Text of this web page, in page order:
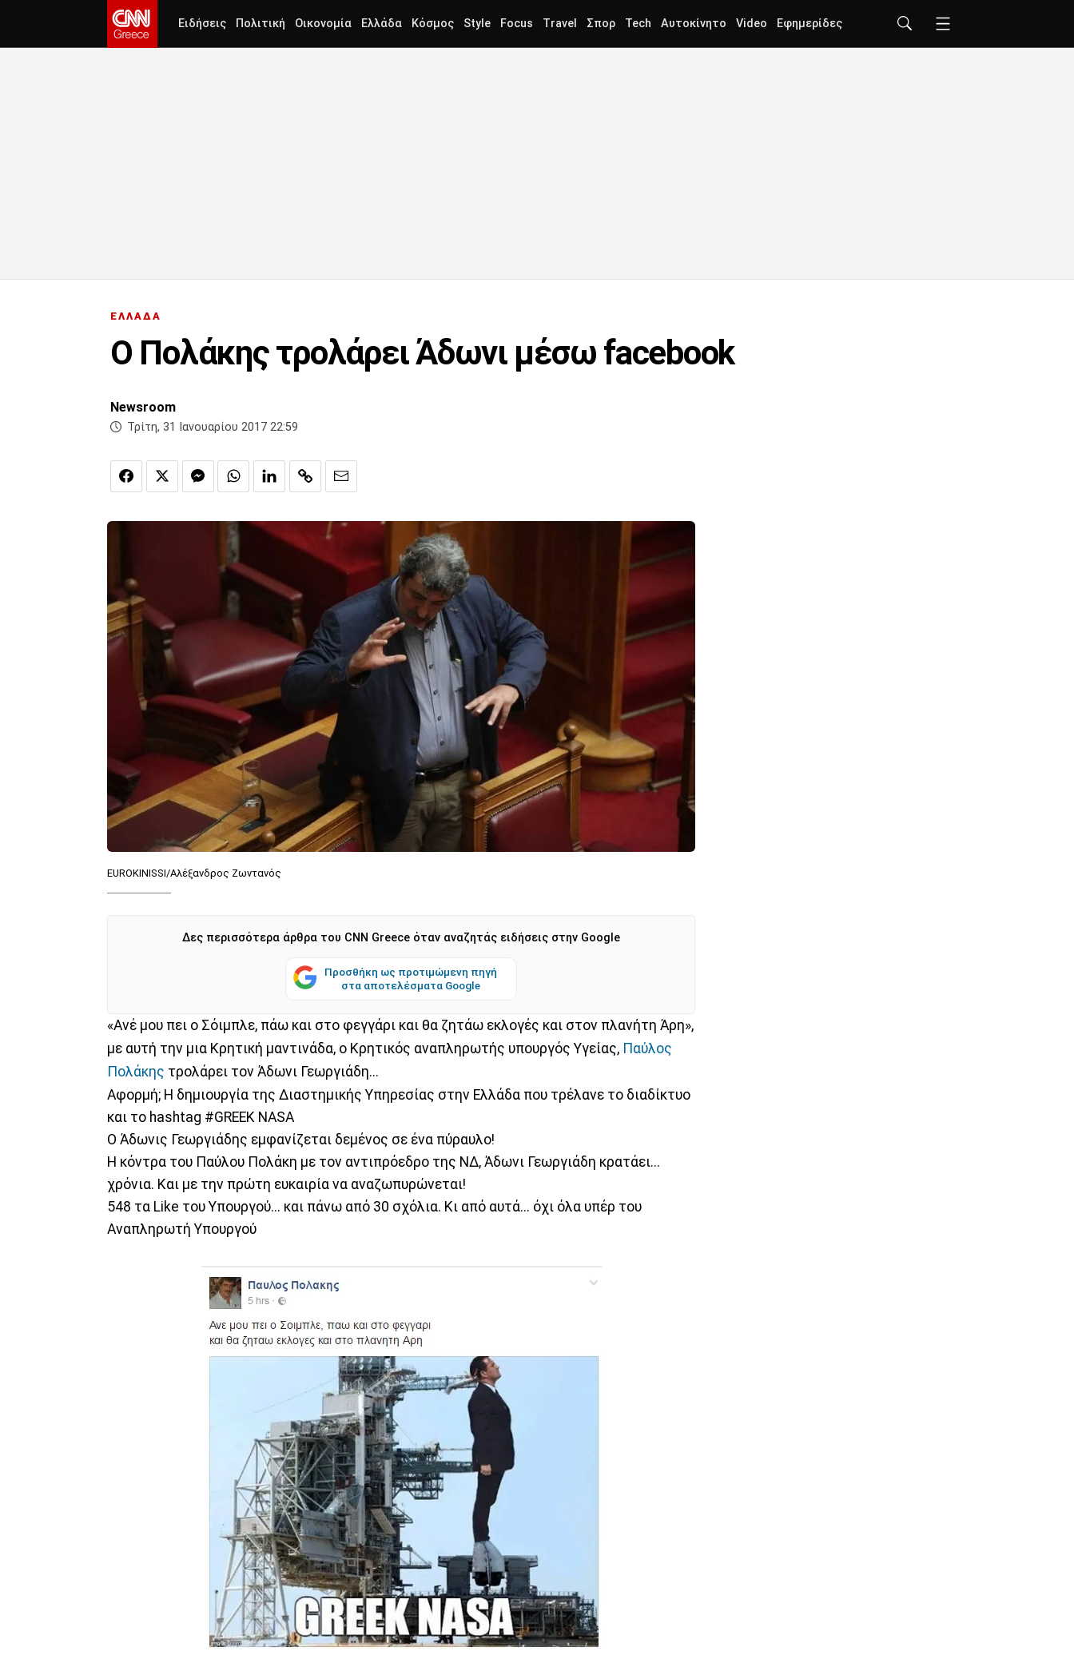
Ειδήσεις Πολιτική Οικονομία Ελλάδα Κόσμος Style Focus Travel Σπορ Tech Αυτοκίνητο Video Εφημερίδες
ΕΛΛΑΔΑ
Ο Πολάκης τρολάρει Άδωνι μέσω facebook
Newsroom
Τρίτη, 31 Ιανουαρίου 2017 22:59
EUROKINISSI/Αλέξανδρος Ζωντανός
Δες περισσότερα άρθρα του CNN Greece όταν αναζητάς ειδήσεις στην Google
Προσθήκη ως προτιμώμενη πηγή
στα αποτελέσματα Google
«Ανέ μου πει ο Σόιμπλε, πάω και στο φεγγάρι και θα ζητάω εκλογές και στον πλανήτη Άρη»,
με αυτή την μια Κρητική μαντινάδα, ο Κρητικός αναπληρωτής υπουργός Υγείας, Παύλος
Πολάκης τρολάρει τον Άδωνι Γεωργιάδη...
Αφορμή; Η δημιουργία της Διαστημικής Υπηρεσίας στην Ελλάδα που τρέλανε το διαδίκτυο
και το hashtag #GREEK NASA
Ο Άδωνις Γεωργιάδης εμφανίζεται δεμένος σε ένα πύραυλο!
Η κόντρα του Παύλου Πολάκη με τον αντιπρόεδρο της ΝΔ, Άδωνι Γεωργιάδη κρατάει...
χρόνια. Και με την πρώτη ευκαιρία να αναζωπυρώνεται!
548 τα Like του Υπουργού... και πάνω από 30 σχόλια. Κι από αυτά... όχι όλα υπέρ του
Αναπληρωτή Υπουργού